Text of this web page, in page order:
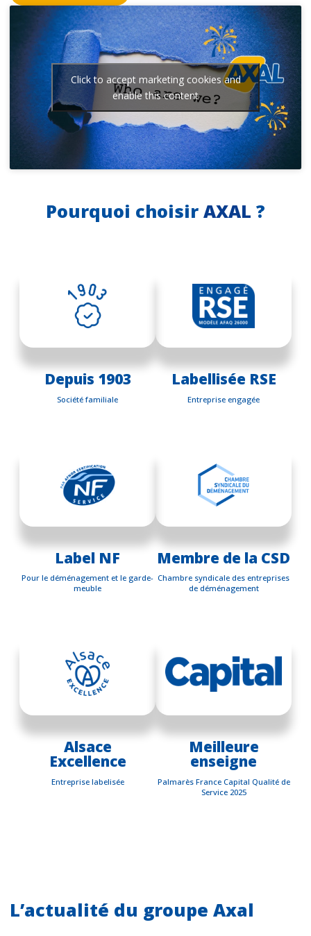
Click to accept marketing cookies and
enable this content
Pourquoi choisir AXAL ?
Depuis 1903
Société familiale
Labellisée RSE
Entreprise engagée
Label NF
Pour le déménagement et le garde-
meuble
Membre de la CSD
Chambre syndicale des entreprises
de déménagement
Alsace
Excellence
Entreprise labelisée
Meilleure
enseigne
Palmarès France Capital Qualité de
Service 2025
L’actualité du groupe Axal